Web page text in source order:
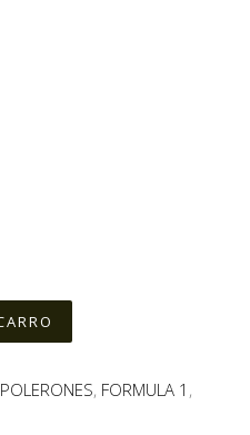
POLERONES, FORMULA 1 ,